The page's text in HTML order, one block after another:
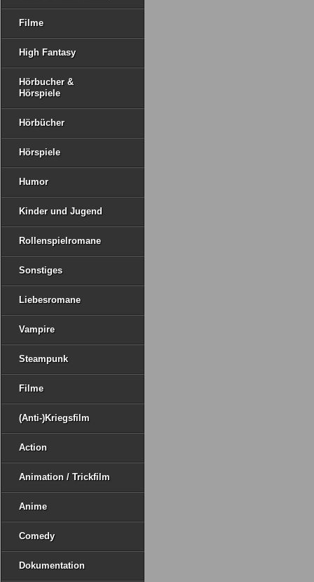
Filme
High Fantasy
Hörbucher &
Hörspiele
Hörbücher
Hörspiele
Humor
Kinder und Jugend
Rollenspielromane
Sonstiges
Liebesromane
Vampire
Steampunk
Filme
(Anti-)Kriegsfilm
Action
Animation / Trickfilm
Anime
Comedy
Dokumentation